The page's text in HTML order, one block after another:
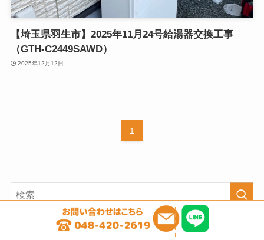
【埼玉県羽生市】2025年11月24号給湯器交換工事
（GTH-C2449SAWD）
2025年12月12日
1